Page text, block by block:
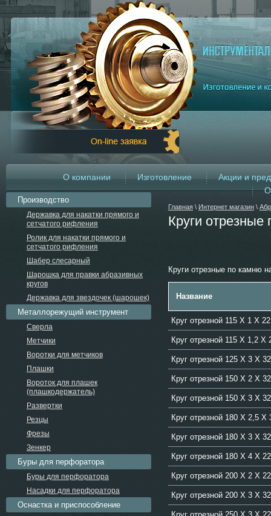
О компании Изготовление
Акции и
Главная\ Интернет магазин\
Круги отрезные
Круги отрезные по камню
Название
Круг отрезной 115 Х 1 Х
Круг отрезной 115 Х 1,2
Круг отрезной 125 Х 3 Х
Круг отрезной 150 Х 2 Х
Круг отрезной 150 Х 3 Х
Круг отрезной 180 Х 2,5
Круг отрезной 180 Х 3 Х
Круг отрезной 180 Х 4 Х
Круг отрезной 200 Х 2 Х
Круг отрезной 200 Х 3 Х
Производство
Державка для накатки прямого и
сетчатого рифления
Ролик для накатки прямого и
сетчатого рифления
Шабер слесарный
Шарошка для правки абразивных
кругов
Державка для звездочек (шарошек)
Металлорежущий инструмент
Сверла
Метчики
Воротки для метчиков
Плашки
Вороток для плашек
(плашкодержатель)
Развертки
Резцы
Фрезы
Зенкер
Буры для перфоратора
Буры для перфоратора
Насадки для перфоратора
Оснастка и приспособление